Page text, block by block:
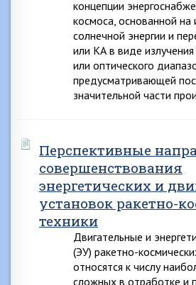
концепции
космоса, основанной на
солнечной энергии и
или КА в виде
или оптического
предусматривающей
значительной части
Перспективные
совершенствования
энергетических и
установок ракетно-
техники
Двигательные и
(ЭУ) ракетно-
относятся к числу
сложных в отработке и